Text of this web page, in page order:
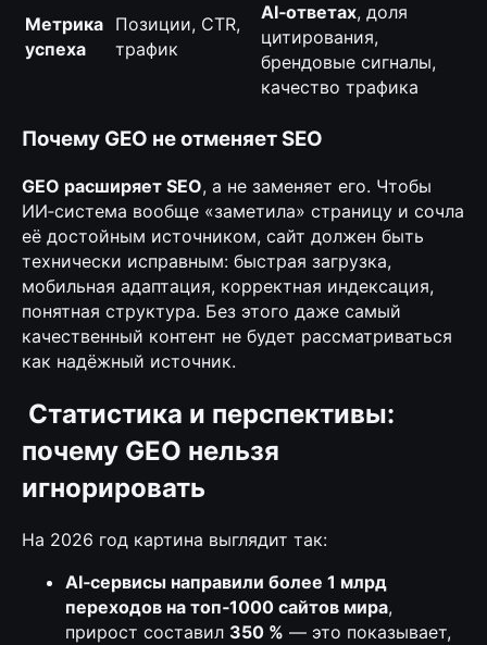
Метрика
успеха
Позиции, CTR,
трафик
AI‑ответах, доля
цитирования,
брендовые сигналы,
качество трафика
Почему GEO не отменяет SEO
GEO расширяет SEO, а не заменяет его. Чтобы
ИИ‑система вообще «заметила» страницу и сочла
её достойным источником, сайт должен быть
технически исправным: быстрая загрузка,
мобильная адаптация, корректная индексация,
понятная структура. Без этого даже самый
качественный контент не будет рассматриваться
как надёжный источник.
Статистика и перспективы:
почему GEO нельзя
игнорировать
На 2026 год картина выглядит так:
AI‑сервисы направили более 1 млрд
переходов на топ‑1000 сайтов мира,
прирост составил 350 % — это показывает,